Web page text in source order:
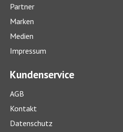
Partner
Marken
Medien
Impressum
Kundenservice
AGB
Kontakt
Datenschutz